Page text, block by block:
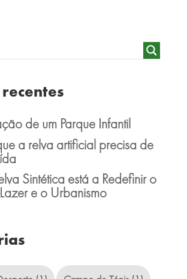
de um Parque Infantil
a relva artificial precisa de
Sintética está a Redefinir o
e o Urbanismo